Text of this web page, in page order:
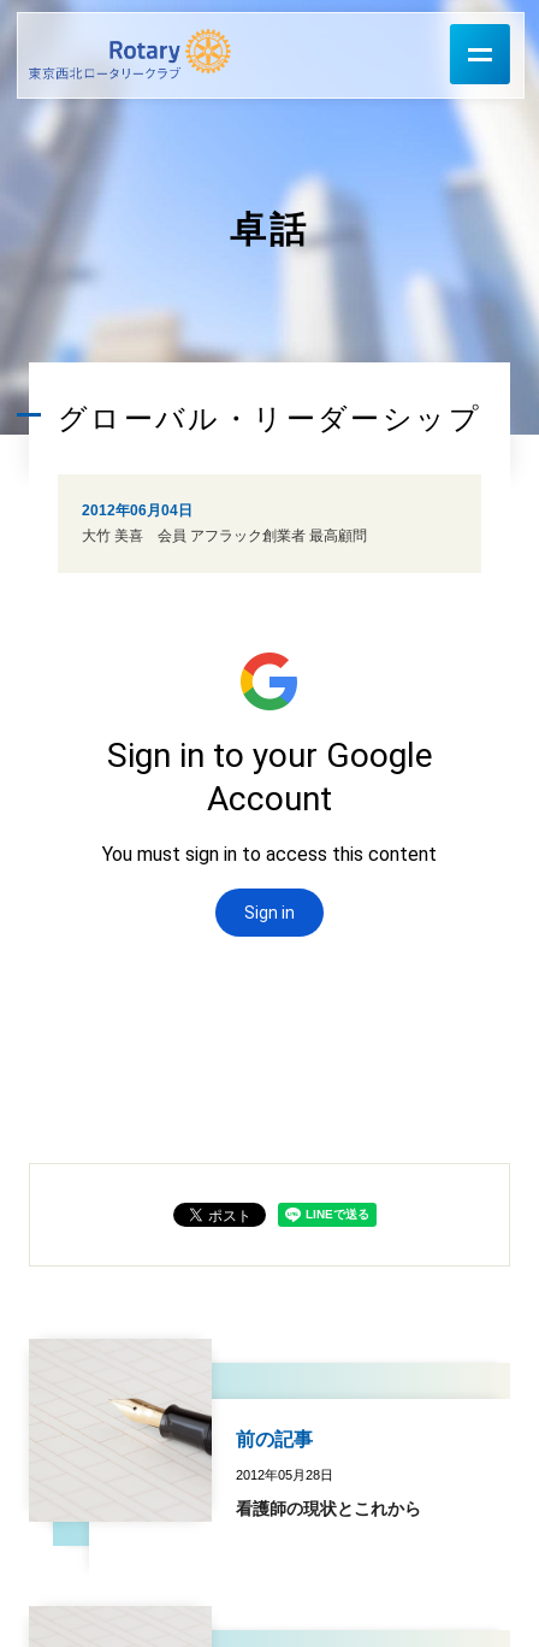
卓話
グローバル・リーダーシップ
2012年06月04日
大竹 美喜 会員 アフラック創業者 最高顧問
前の記事
2012年05月28日
看護師の現状とこれから